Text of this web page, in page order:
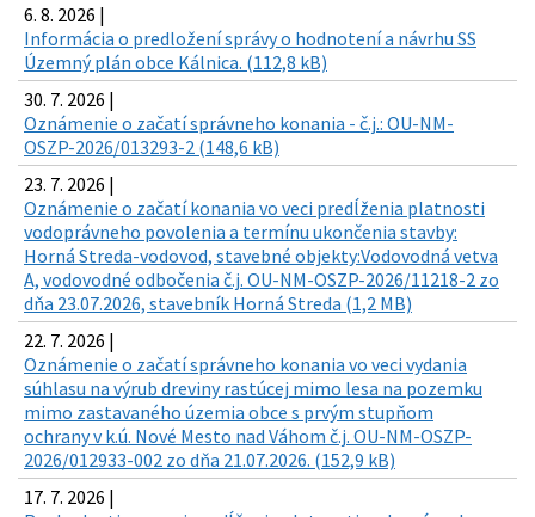
6. 8. 2026 |
Informácia o predložení správy o hodnotení a návrhu SS
Územný plán obce Kálnica. (112,8 kB)
30. 7. 2026 |
Oznámenie o začatí správneho konania - č.j.: OU-NM-
OSZP-2026/013293-2 (148,6 kB)
23. 7. 2026 |
Oznámenie o začatí konania vo veci predĺženia platnosti
vodoprávneho povolenia a termínu ukončenia stavby:
Horná Streda-vodovod, stavebné objekty:Vodovodná vetva
A, vodovodné odbočenia č.j. OU-NM-OSZP-2026/11218-2 zo
dňa 23.07.2026, stavebník Horná Streda (1,2 MB)
22. 7. 2026 |
Oznámenie o začatí správneho konania vo veci vydania
súhlasu na výrub dreviny rastúcej mimo lesa na pozemku
mimo zastavaného územia obce s prvým stupňom
ochrany v k.ú. Nové Mesto nad Váhom č.j. OU-NM-OSZP-
2026/012933-002 zo dňa 21.07.2026. (152,9 kB)
17. 7. 2026 |